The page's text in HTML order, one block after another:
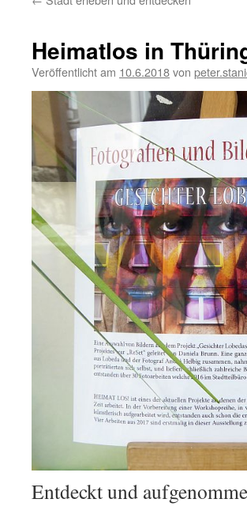
Heimatlos in
Veröffentlicht am 10.6.2018von
Entdeckt und